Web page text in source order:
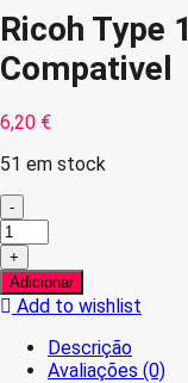
Ricoh Type
Compativel
6,20 €
51 em stock
-
Quantidade
de
Ricoh
Type
1220D
Preto
Toner
+
Adicionar
Add to wishlist
Descrição
Avaliações (0)